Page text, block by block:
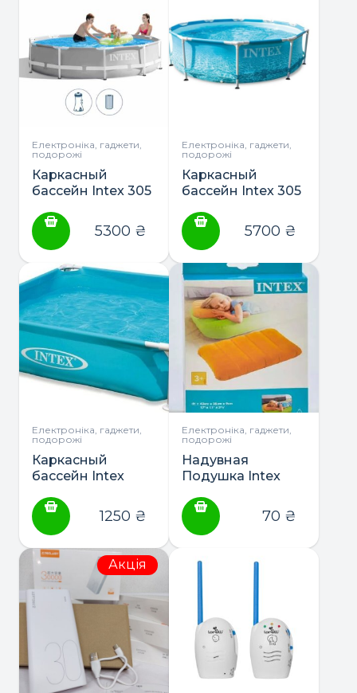
Електроніка, гаджети,
подорожі
Каркасный
бассейн Intex 305
насос-фильтр
5300 ₴
Електроніка, гаджети,
подорожі
Каркасный
бассейн Intex 305
насос-фильтр
5700 ₴
Електроніка, гаджети,
подорожі
Каркасный
бассейн Intex
122 х 30 см (57173)
1250 ₴
Електроніка, гаджети,
подорожі
Надувная
Подушка Intex
70 ₴
Акція